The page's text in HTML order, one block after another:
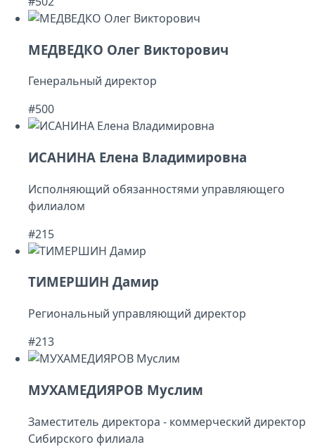
МЕДВЕДКО Олег Викторович
Генеральный директор
#500
ИСАНИНА Елена Владимировна
Исполняющий обязанностями управляющего
филиалом
#215
ТИМЕРШИН Дамир
Региональный управляющий директор
#213
МУХАМЕДИЯРОВ Муслим
Заместитель директора - коммерческий директор
Сибирского филиала